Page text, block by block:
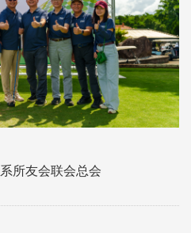
所友会联会总会